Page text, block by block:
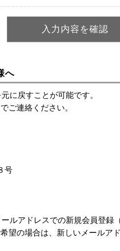
へ
に戻すことが可能です。
ご連絡ください。
号
ルアドレスでの新規会員登録
望の場合は、新しいメールア